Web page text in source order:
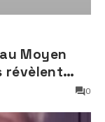
Moyen
révèlent
» sur
0